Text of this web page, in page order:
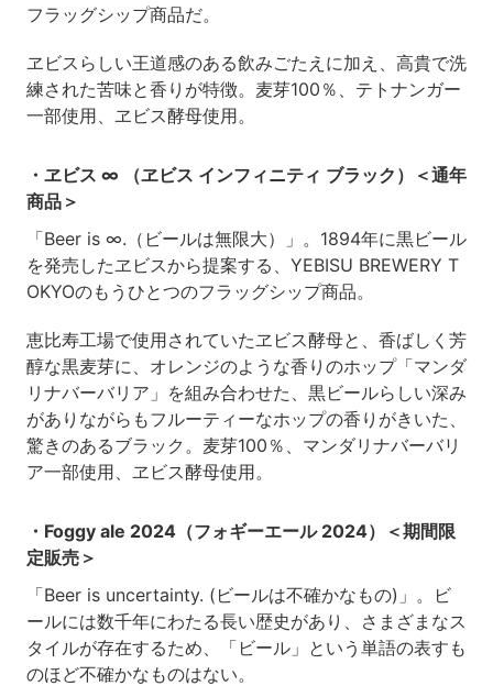
フラッグシップ商品だ。
ヱビスらしい王道感のある飲みごたえに加え、高貴で洗
練された苦味と香りが特徴。麦芽100％、テトナンガー
一部使用、ヱビス酵母使用。
・ヱビス ∞ （ヱビス インフィニティ ブラック）＜通年
商品＞
「Beer is ∞.（ビールは無限大）」。1894年に黒ビール
を発売したヱビスから提案する、YEBISU BREWERY T
OKYOのもうひとつのフラッグシップ商品。
恵比寿工場で使用されていたヱビス酵母と、香ばしく芳
醇な黒麦芽に、オレンジのような香りのホップ「マンダ
リナバーバリア」を組み合わせた、黒ビールらしい深み
がありながらもフルーティーなホップの香りがきいた、
驚きのあるブラック。麦芽100％、マンダリナバーバリ
ア一部使用、ヱビス酵母使用。
・Foggy ale 2024（フォギーエール 2024）＜期間限
定販売＞
「Beer is uncertainty. (ビールは不確かなもの)」。ビ
ールには数千年にわたる長い歴史があり、さまざまなス
タイルが存在するため、「ビール」という単語の表すも
のほど不確かなものはない。